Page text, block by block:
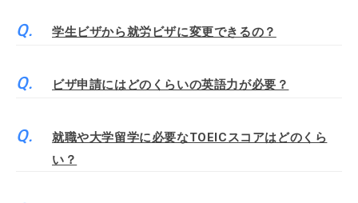
学生ビザから就労ビザに変更できるの？
ビザ申請にはどのくらいの英語力が必要？
就職や大学留学に必要なTOEICスコアはどのくら
い？